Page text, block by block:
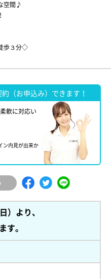
空間♪
歩３分◇
（お申込み）できます！
軟に対応い
ン内見が出来か
）より、
す。